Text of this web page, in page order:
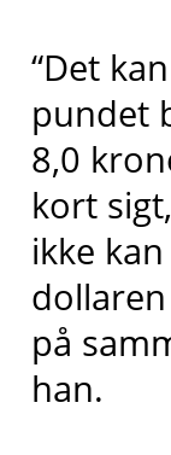
“Det
pundet
8,0
kort
ikke
på
han.